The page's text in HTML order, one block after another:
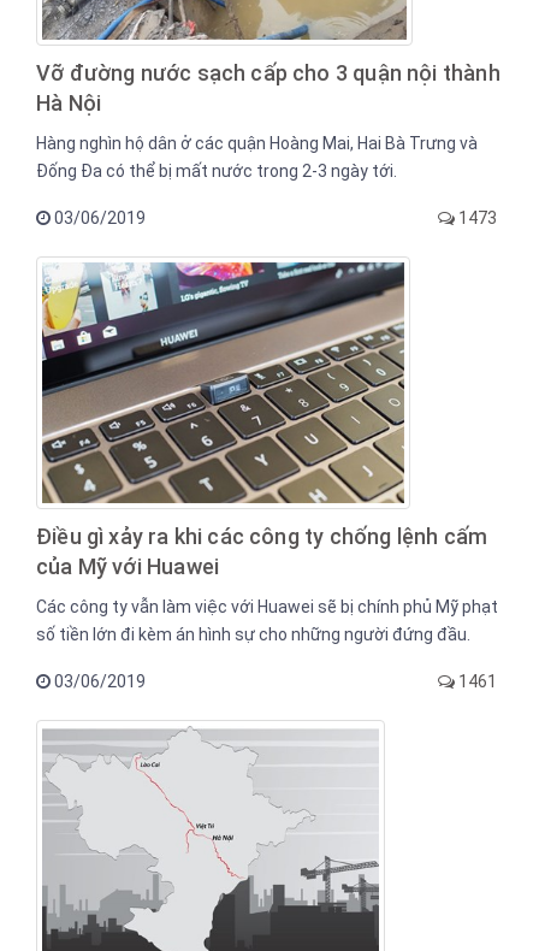
Vỡ đường nước sạch cấp cho 3 quận nội thành
Hà Nội
Hàng nghìn hộ dân ở các quận Hoàng Mai, Hai Bà Trưng và
Đống Đa có thể bị mất nước trong 2-3 ngày tới.
03/06/2019 1473
Điều gì xảy ra khi các công ty chống lệnh cấm
của Mỹ với Huawei
Các công ty vẫn làm việc với Huawei sẽ bị chính phủ Mỹ phạt
số tiền lớn đi kèm án hình sự cho những người đứng đầu.
03/06/2019 1461